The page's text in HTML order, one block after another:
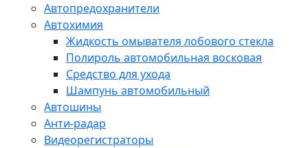
Автопредохранители
Автохимия
Жидкость омывателя лобового стекла
Полироль автомобильная восковая
Средство для ухода
Шампунь автомобильный
Автошины
Анти-радар
Видеорегистраторы